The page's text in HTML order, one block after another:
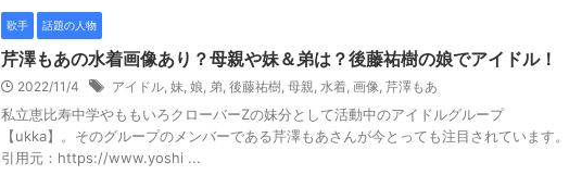
歌手 話題の人物
芹澤もあの水着画像あり？母親や妹＆弟は？後藤祐樹の娘でアイドル！
2022/11/4 アイドル, 妹, 娘, 弟, 後藤祐樹, 母親, 水着, 画像, 芹澤もあ
私立恵比寿中学やももいろクローバーZの妹分として活動中のアイドルグループ
【ukka】。そのグループのメンバーである芹澤もあさんが今とっても注目されています。
引用元：https://www.yoshi ...